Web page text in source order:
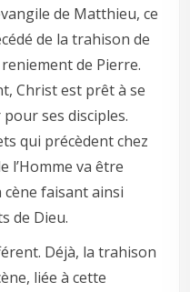
de Matthieu, ce
de la trahison de
de Pierre.
Christ est prêt à se
ses disciples.
qui précèdent chez
l’Homme va être
cène faisant ainsi
de Dieu.
Déjà, la trahison
liée à cette